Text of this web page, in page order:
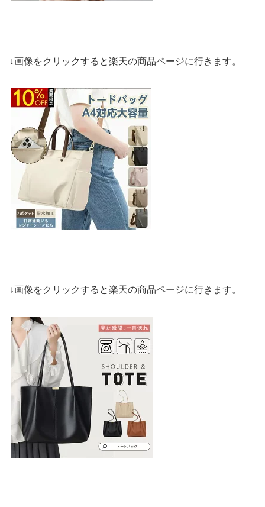
↓画像をクリックすると楽天の商品ページに行きます。
↓画像をクリックすると楽天の商品ページに行きます。